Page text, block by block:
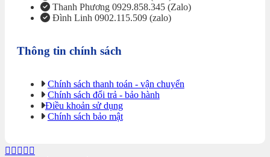
Thanh Phương 0929.858.345 (Zalo)
Đình Linh 0902.115.509 (zalo)
Thông tin chính sách
Chính sách thanh toán - vận chuyển
Chính sách đổi trả - bảo hành
Điều khoản sử dụng
Chính sách bảo mật